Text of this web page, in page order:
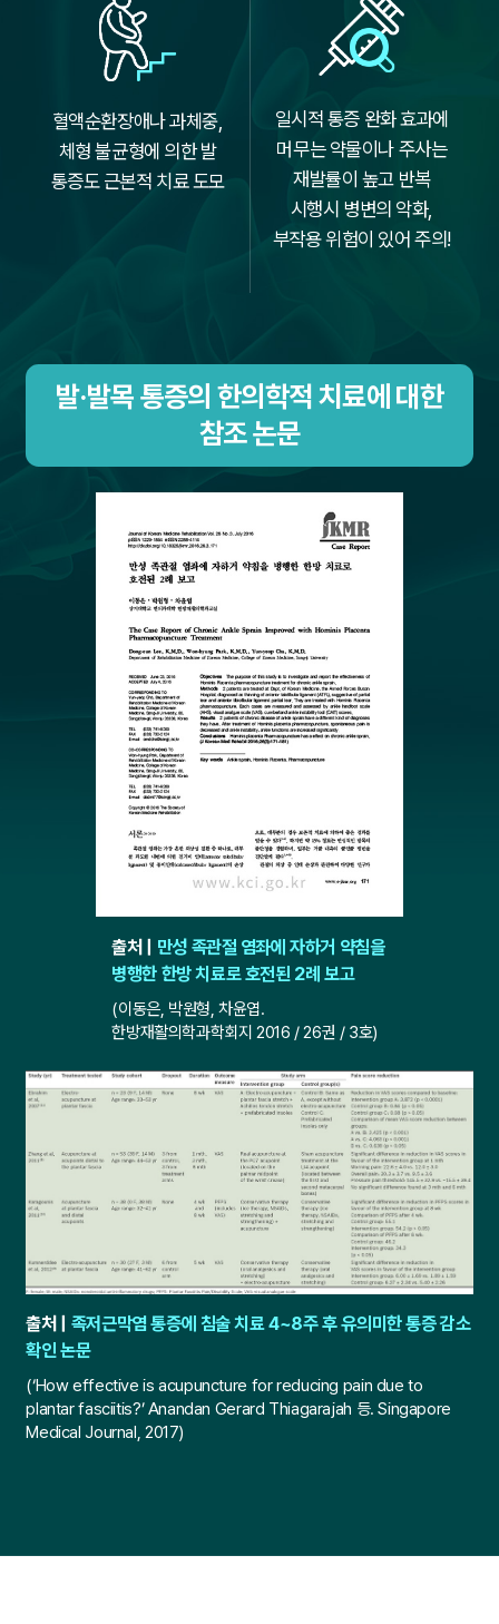
혈액순환장애나 과체중,
체형 불균형에 의한발
통증도 근본적 치료 도모
일시적 통증 완화 효과에
머무는 약물이나 주사는
재발률이 높고 반복
시행시 병변의 악화,
부작용 위험이 있어 주의!
발·발목 통증의 한의학적 치료에 대한
참조 논문
출처 | 만성 족관절 염좌에 자하거 약침을
병행한 한방 치료로 호전된 2례 보고
(이동은, 박원형, 차윤엽.
한방재활의학과학회지 2016 / 26권 / 3호)
출처 |
족저근막염 통증에 침술 치료 4~8주 후 유의미한 통증 감소
확인 논문
(‘How effective is acupuncture for reducing pain due to
plantar fasciitis?’Anandan Gerard Thiagarajah 등. Singapore
Medical Journal, 2017)